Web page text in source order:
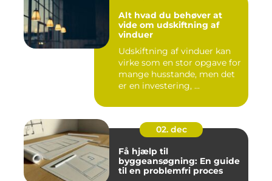
Alt hvad du behøver at
vide om udskiftning af
vinduer
Udskiftning af vinduer kan
virke som en stor opgave for
mange husstande, men det
er en investering, ...
02. dec
Få hjælp til
byggeansøgning: En guide
til en problemfri proces